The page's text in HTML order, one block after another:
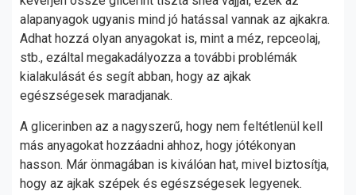
alapanyagok ugyanis mind jó hatással vannak az ajkakra.
Adhat hozzá olyan anyagokat is, mint a méz, repceolaj,
stb., ezáltal megakadályozza a további problémák
kialakulását és segít abban, hogy az ajkak
egészségesek maradjanak.
A glicerinben az a nagyszerű, hogy nem feltétlenül kell
más anyagokat hozzáadni ahhoz, hogy jótékonyan
hasson. Már önmagában is kiválóan hat, mivel biztosítja,
hogy az ajkak szépek és egészségesek legyenek.